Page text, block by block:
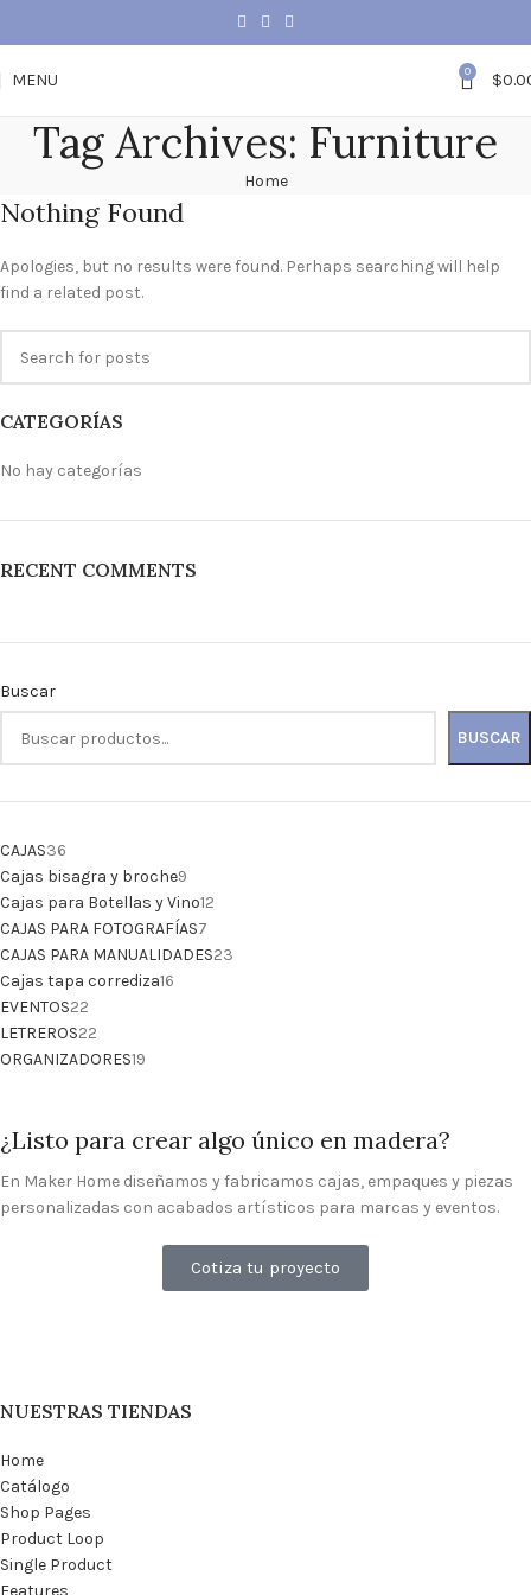
MENU 0 $
Tag Archives: Furniture
Home
Nothing Found
Apologies, but no results were found. Perhaps searching will help
find a related post.
CATEGORÍAS
No hay categorías
RECENT COMMENTS
Buscar
BUSCAR
CAJAS36
Cajas bisagra y broche9
Cajas para Botellas y Vino12
CAJAS PARA FOTOGRAFÍAS7
CAJAS PARA MANUALIDADES23
Cajas tapa corrediza16
EVENTOS22
LETREROS22
ORGANIZADORES19
¿Listo para crear algo único en madera?
En Maker Home diseñamos y fabricamos cajas, empaques y piezas
personalizadas con acabados artísticos para marcas y eventos.
Cotiza tu proyecto
NUESTRAS TIENDAS
Home
Catálogo
Shop Pages
Product Loop
Single Product
Features